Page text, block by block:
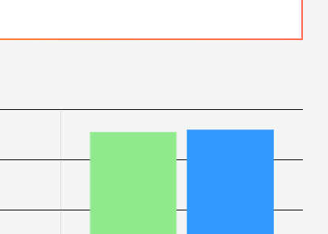
În martie 2026 a depășit clar bloguri
, plasându-se temporar pe locul al patrulea
concurenților de talie medie în
instabilă comparativ cu blogurile mai mature